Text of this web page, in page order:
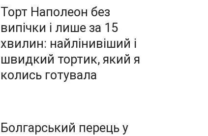
Торт Наполеон без
випічки і лише за 15
хвилин: найлінивіший і
швидкий тортик, який я
колись готувала
Болгарський перець у